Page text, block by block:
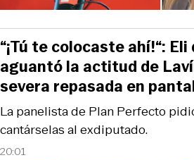
20:01
La panelista de Plan Perfecto
cantárselas al exdiputado.
“¡Tú te colocaste ahí!“: Eli
aguantó la actitud de
severa repasada en